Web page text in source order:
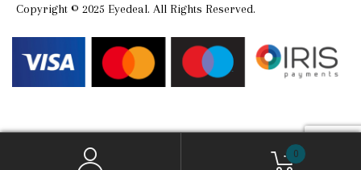
Copyright © 2025 Eyedeal. All Rights Reserved.
0